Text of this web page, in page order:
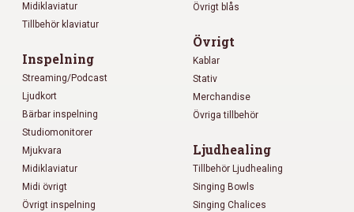
Midiklaviatur
Tillbehör klaviatur
Inspelning
Streaming/Podcast
Ljudkort
Bärbar inspelning
Studiomonitorer
Mjukvara
Midiklaviatur
Midi övrigt
Övrigt inspelning
Övrigt blås
Övrigt
Kablar
Stativ
Merchandise
Övriga tillbehör
Ljudhealing
Tillbehör Ljudhealing
Singing Bowls
Singing Chalices